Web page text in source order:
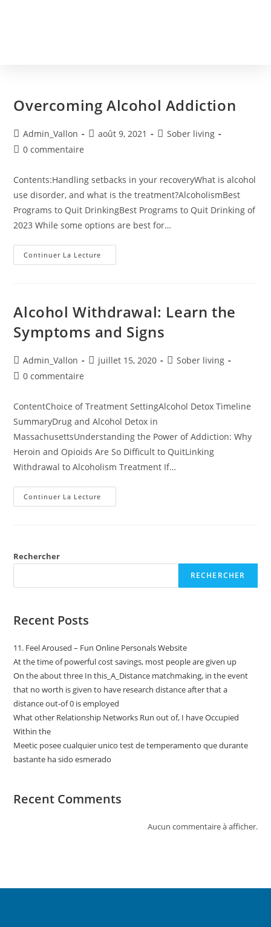
Overcoming Alcohol Addiction
Admin_Vallon août 9, 2021
Sober living
0 commentaire
Contents:Handling setbacks in your recoveryWhat is alcohol
use disorder, and what is the treatment?AlcoholismBest
Programs to Quit DrinkingBest Programs to Quit Drinking of
2023 While some options are best for…
Continuer La Lecture
Alcohol Withdrawal: Learn the
Symptoms and Signs
Admin_Vallon juillet 15, 2020
Sober living
0 commentaire
ContentChoice of Treatment SettingAlcohol Detox Timeline
SummaryDrug and Alcohol Detox in
MassachusettsUnderstanding the Power of Addiction: Why
Heroin and Opioids Are So Difficult to QuitLinking
Withdrawal to Alcoholism Treatment If…
Continuer La Lecture
Rechercher
RECHERCHER
Recent Posts
11. Feel Aroused – Fun Online Personals Website
At the time of powerful cost savings, most people are given up
On the about three In this_A_Distance matchmaking, in the event
that no worth is given to have research distance after that a
distance out-of 0 is employed
What other Relationship Networks Run out of, I have Occupied
Within the
Meetic posee cualquier unico test de temperamento que durante
bastante ha sido esmerado
Recent Comments
Aucun commentaire à afficher.